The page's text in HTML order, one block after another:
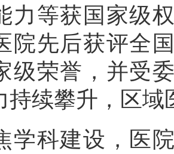
力等获国家级
院先后获评全
级荣誉，并受
持续攀升，区
科建设，医院